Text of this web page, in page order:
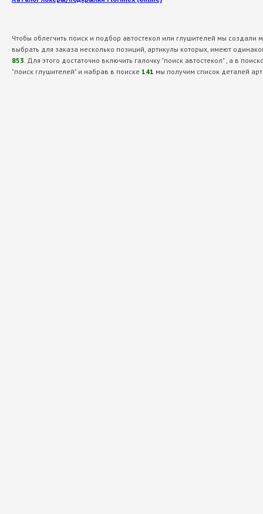
Чтобы облегчить поиск и подбор автостекол или глушителей мы создали
выбрать для заказа несколько позиций, артикулы которых, имеют
853. Для этого достаточно включить галочку "поиск автостекол" , а в
"поиск глушителей" и набрав в поиске 141 мы получим список деталей